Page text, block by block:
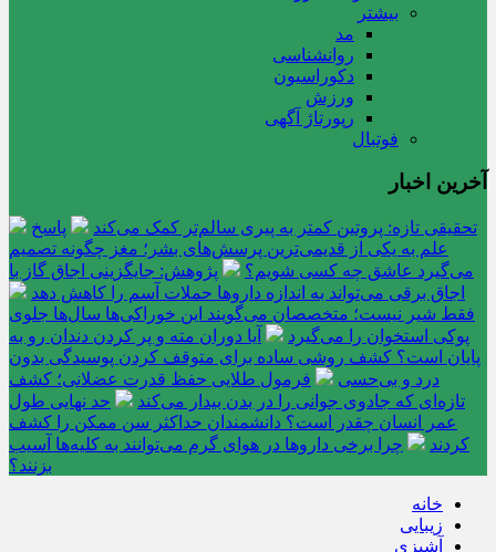
بیشتر
مد
روانشناسی
دکوراسیون
ورزش
رپورتاژ آگهی
فوتبال
آخرین اخبار
تحقیقی تازه: پروتین کمتر به پیری سالم‌تر کمک می‌کند
پاسخ
علم به یکی از قدیمی‌ترین پرسش‌های بشر؛ مغز چگونه تصمیم
می‌گیرد عاشق چه کسی شویم؟
پژوهش: جایگزینی اجاق گاز با
اجاق برقی می‌تواند به اندازه داروها حملات آسم را کاهش دهد
فقط شیر نیست؛ متخصصان می‌گویند این خوراکی‌ها سال‌ها جلوی
پوکی استخوان را می‌گیرد
آیا دوران مته و پر کردن دندان رو به
پایان است؟ کشف روشی ساده برای متوقف کردن پوسیدگی بدون
درد و بی‌حسی
فرمول طلایی حفظ قدرت عضلانی؛ کشف
تازه‌ای که جادوی جوانی را در بدن بیدار می‌کند
حد نهایی طول
عمر انسان چقدر است؟ دانشمندان حداکثر سن ممکن را کشف
کردند
چرا برخی داروها در هوای گرم می‌توانند به کلیه‌ها آسیب
بزنند؟
خانه
زیبایی
آشپزی